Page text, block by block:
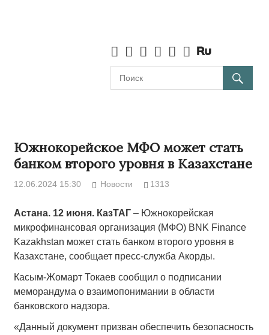
Южнокорейское МФО может стать
банком второго уровня в Казахстане
12.06.2024 15:30 Новости 1313
Астана. 12 июня. КазТАГ– Южнокорейская
микрофинансовая организация (МФО) BNK Finance
Kazakhstan может стать банком второго уровня в
Казахстане, сообщает пресс-служба Акорды.
Касым-Жомарт Токаев сообщил о подписании
меморандума о взаимопонимании в области
банковского надзора.
«Данный документ призван обеспечить безопасность